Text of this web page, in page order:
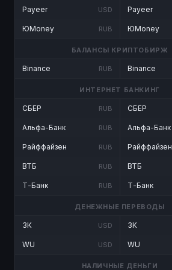
Payeer USD
ЮMoney RUB
Payeer
ЮMoney
БАЛАНСЫ КРИПТОБИРЖ
Binance RUB Binance
ИНТЕРНЕТ БАНКИНГ
СБЕР RUB
Альфа-Банк RUB
Райффайзен RUB
ВТБ RUB
Т-Банк RUB
СБЕР
Альфа-Банк
Райффайзен
ВТБ
Т-Банк
ДЕНЕЖНЫЕ ПЕРЕВОДЫ
ЗК USD
WU USD
ЗК
WU
НАЛИЧНЫЕ ДЕНЬГИ